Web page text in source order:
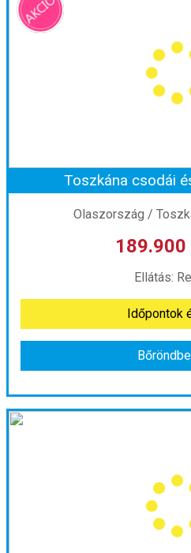
Toszkána csodái
Olaszország /
Ellátás:
Időpontok
Bőröndbe
Toszkána csodái
Város:
Utazás
Ellátás: